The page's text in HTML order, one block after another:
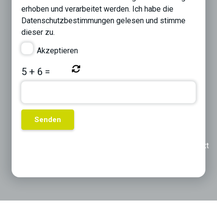
erhoben und verarbeitet werden. Ich habe die
Datenschutzbestimmungen gelesen und stimme
dieser zu.
Akzeptieren
5 + 6 =
Next